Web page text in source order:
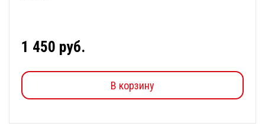
1 450 руб.
В корзину